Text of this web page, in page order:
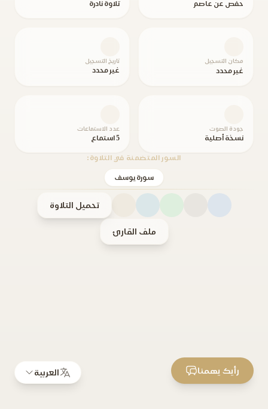
حفص عن عاصم تلاوة نادرة
مكان التسجيل
غير محدد
تاريخ التسجيل
غير محدد
جودة الصوت
نسخة أصلية
عدد الاستماعات
5 استماع
السور المتضمنة في التلاوة:
سورة يوسف
تحميل التلاوة
ملف القارئ
العربية رأيك يهمنا